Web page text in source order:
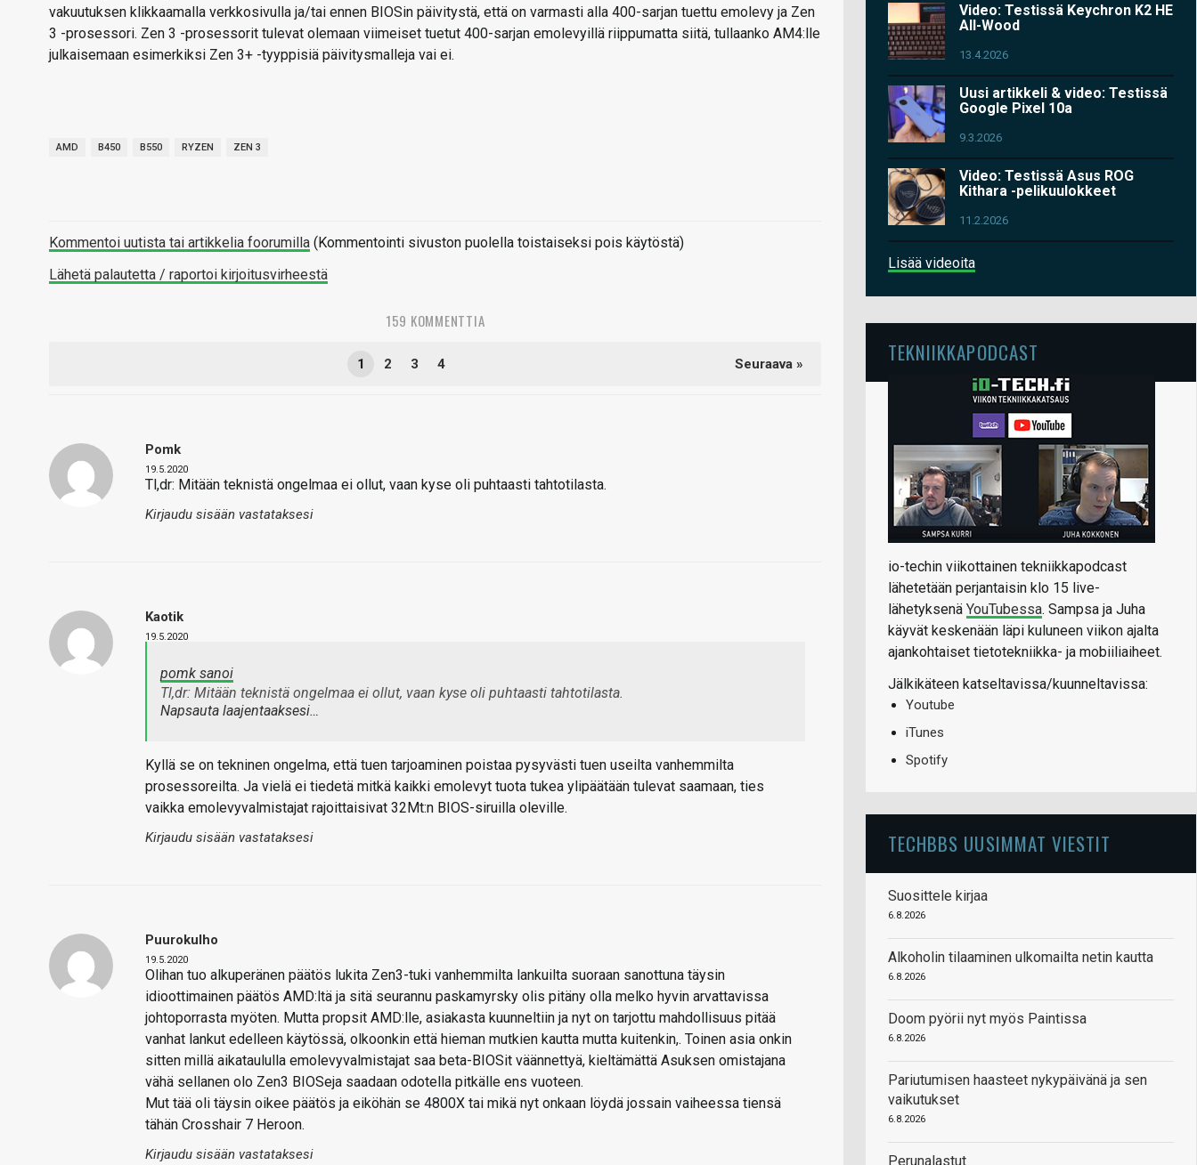
vakuutuksen klikkaamalla verkkosivulla ja/tai ennen BIOSin päivitystä, että on varmasti alla 400-sarjan tuettu emolevy ja Zen
3 -prosessori. Zen 3 -prosessorit tulevat olemaan viimeiset tuetut 400-sarjan emolevyillä riippumatta siitä, tullaanko AM4:lle
julkaisemaan esimerkiksi Zen 3+ -tyyppisiä päivitysmalleja vai ei.
AMD B450 B550 RYZEN ZEN 3
Kommentoi uutista tai artikkelia foorumilla (Kommentointi sivuston puolella toistaiseksi pois käytöstä)
Lähetä palautetta / raportoi kirjoitusvirheestä
159 KOMMENTTIA
1 2 3 4 Seuraava »
Pomk
19.5.2020
Tl,dr: Mitään teknistä ongelmaa ei ollut, vaan kyse oli puhtaasti tahtotilasta.
Kirjaudu sisään vastataksesi
Kaotik
19.5.2020
pomk sanoi
Tl,dr: Mitään teknistä ongelmaa ei ollut, vaan kyse oli puhtaasti tahtotilasta.
Napsauta laajentaaksesi…
Kyllä se on tekninen ongelma, että tuen tarjoaminen poistaa pysyvästi tuen useilta vanhemmilta
prosessoreilta. Ja vielä ei tiedetä mitkä kaikki emolevyt tuota tukea ylipäätään tulevat saamaan, ties
vaikka emolevyvalmistajat rajoittaisivat 32Mt:n BIOS-siruilla oleville.
Kirjaudu sisään vastataksesi
Puurokulho
19.5.2020
Olihan tuo alkuperänen päätös lukita Zen3-tuki vanhemmilta lankuilta suoraan sanottuna täysin
idioottimainen päätös AMD:ltä ja sitä seurannu paskamyrsky olis pitäny olla melko hyvin arvattavissa
johtoporrasta myöten. Mutta propsit AMD:lle, asiakasta kuunneltiin ja nyt on tarjottu mahdollisuus pitää
vanhat lankut edelleen käytössä, olkoonkin että hieman mutkien kautta mutta kuitenkin,. Toinen asia onkin
sitten millä aikataululla emolevyvalmistajat saa beta-BIOSit väännettyä, kieltämättä Asuksen omistajana
vähä sellanen olo Zen3 BIOSeja saadaan odotella pitkälle ens vuoteen.
Mut tää oli täysin oikee päätös ja eiköhän se 4800X tai mikä nyt onkaan löydä jossain vaiheessa tiensä
tähän Crosshair 7 Heroon.
Kirjaudu sisään vastataksesi
Video: Testissä Keychron K2 HE
All-Wood
13.4.2026
Uusi artikkeli & video: Testissä
Google Pixel 10a
9.3.2026
Video: Testissä Asus ROG
Kithara -pelikuulokkeet
11.2.2026
Lisää videoita
TEKNIIKKAPODCAST
io-techin viikottainen tekniikkapodcast
lähetetään perjantaisin klo 15 live-
lähetyksenä YouTubessa. Sampsa ja Juha
käyvät keskenään läpi kuluneen viikon ajalta
ajankohtaiset tietotekniikka- ja mobiiliaiheet.
Jälkikäteen katseltavissa/kuunneltavissa:
Youtube
iTunes
Spotify
TECHBBS UUSIMMAT VIESTIT
Suosittele kirjaa
6.8.2026
Alkoholin tilaaminen ulkomailta netin kautta
6.8.2026
Doom pyörii nyt myös Paintissa
6.8.2026
Pariutumisen haasteet nykypäivänä ja sen
vaikutukset
6.8.2026
Perunalastut